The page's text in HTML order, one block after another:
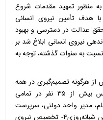
منظور تمهید مقدمات شروع
سال تحصیلی ۱۴۰۵-۱۴۰۶ و با هدف تأمین نیروی انسانی
عدالت در دسترسی و بهبود
نیروی انسانی ابلاغ شد بر
به سنوات گذشته، توجه به
هرگونه تصمیم‌گیری در همه
مدیریت ها۲- ممنوعیت تشکیل کلاس بیش از ۳۵ نفر در تمامی
معلم، مدیر واحد دولتی، سرپرست
خوابگاه و نیروی کیفیت‌بخشی مدارس شبانه‌روزی۴- تخصیص نیروی